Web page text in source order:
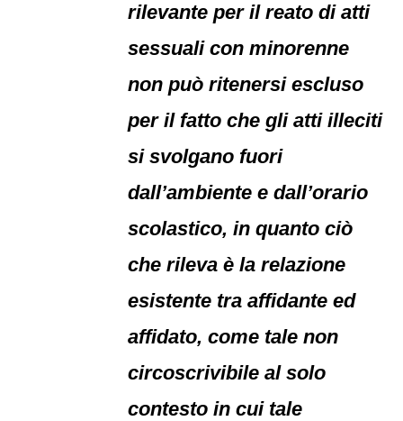
rilevante per il reato di atti
sessuali con minorenne
non può ritenersi escluso
per il fatto che gli atti illeciti
si svolgano fuori
dall’ambiente e dall’orario
scolastico, in quanto ciò
che rileva è la relazione
esistente tra affidante ed
affidato, come tale non
circoscrivibile al solo
contesto in cui tale